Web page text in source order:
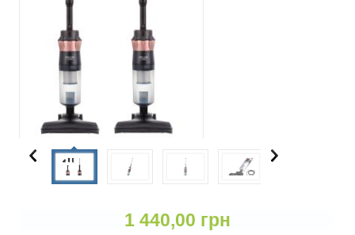
1 440,00 грн